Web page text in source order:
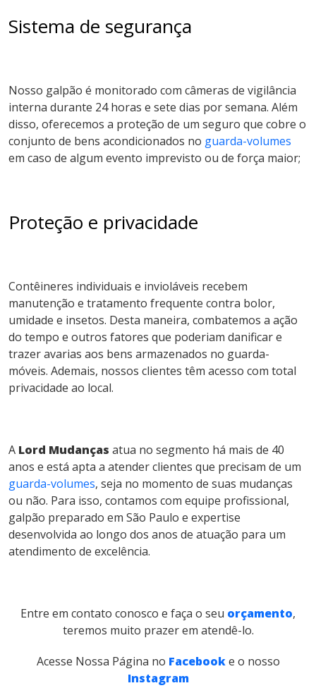
Sistema de segurança
Nosso galpão é monitorado com câmeras de vigilância
interna durante 24 horas e sete dias por semana. Além
disso, oferecemos a proteção de um seguro que cobre o
conjunto de bens acondicionados no guarda-volumes
em caso de algum evento imprevisto ou de força maior;
Proteção e privacidade
Contêineres individuais e invioláveis recebem
manutenção e tratamento frequente contra bolor,
umidade e insetos. Desta maneira, combatemos a ação
do tempo e outros fatores que poderiam danificar e
trazer avarias aos bens armazenados no guarda-
móveis. Ademais, nossos clientes têm acesso com total
privacidade ao local.
A Lord Mudanças atua no segmento há mais de 40
anos e está apta a atender clientes que precisam de um
guarda-volumes, seja no momento de suas mudanças
ou não. Para isso, contamos com equipe profissional,
galpão preparado em São Paulo e expertise
desenvolvida ao longo dos anos de atuação para um
atendimento de excelência.
Entre em contato conosco e faça o seu orçamento,
teremos muito prazer em atendê-lo.
Acesse Nossa Página no Facebook e o nosso
Instagram